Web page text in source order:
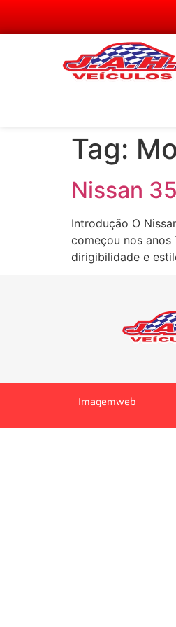
Tag:
Nissan
Introdução O
começou nos
dirigibilidade e
Imagemweb